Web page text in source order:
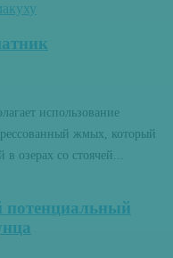
использование
жмых, который
озерах со стоячей...
потенциальный